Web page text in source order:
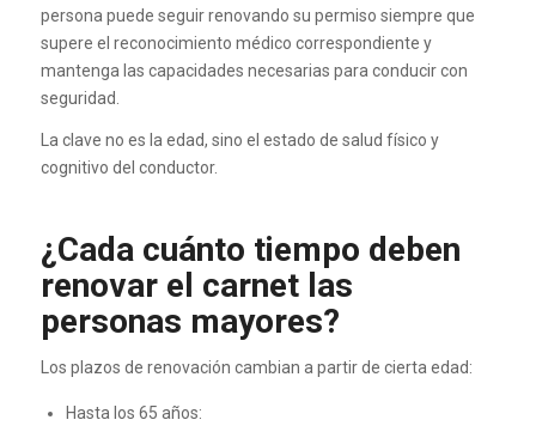
persona puede seguir renovando su permiso siempre que
supere el reconocimiento médico correspondiente y
mantenga las capacidades necesarias para conducir con
seguridad.
La clave no es la edad, sino el estado de salud físico y
cognitivo del conductor.
¿Cada cuánto tiempo deben
renovar el carnet las
personas mayores?
Los plazos de renovación cambian a partir de cierta edad:
Hasta los 65 años: